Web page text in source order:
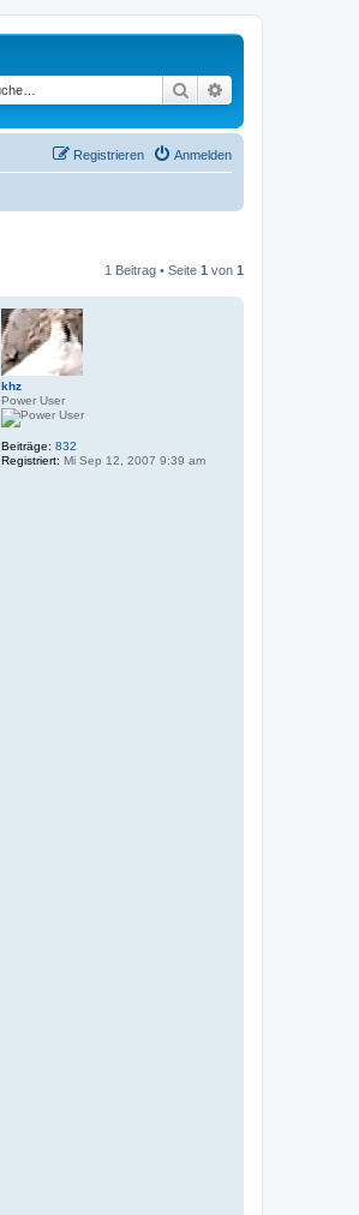
Suche
Anmelden
Registrieren
1 Beitrag • Seite 1 von 1
khz
Power User
Beiträge: 832
Registriert: Mi Sep 12, 2007 9:39 am